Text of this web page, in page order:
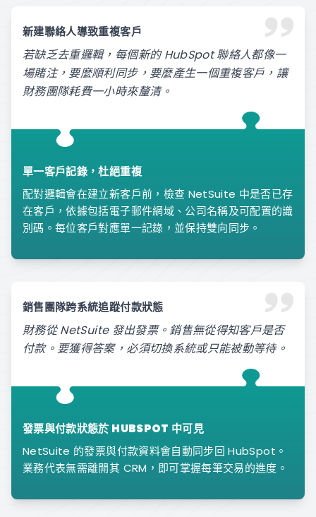
新建聯絡人導致重複客戶
若缺乏去重邏輯，每個新的 HubSpot 聯絡人都像一
場賭注，要麼順利同步，要麼產生一個重複客戶，讓
財務團隊耗費一小時來釐清。
單一客戶記錄，杜絕重複
配對邏輯會在建立新客戶前，檢查 NetSuite 中是否已存
在客戶，依據包括電子郵件網域、公司名稱及可配置的識
別碼。每位客戶對應單一記錄，並保持雙向同步。
銷售團隊跨系統追蹤付款狀態
財務從 NetSuite 發出發票。銷售無從得知客戶是否
付款。要獲得答案，必須切換系統或只能被動等待。
發票與付款狀態於 HUBSPOT 中可見
NetSuite 的發票與付款資料會自動同步回 HubSpot。
業務代表無需離開其 CRM，即可掌握每筆交易的進度。